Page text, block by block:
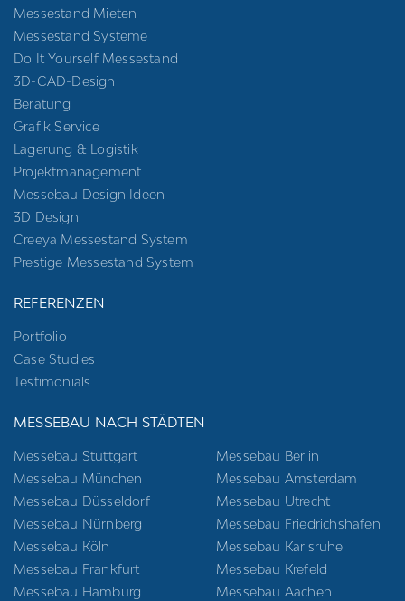
Messestand Mieten
Messestand Systeme
Do It Yourself Messestand
3D-CAD-Design
Beratung
Grafik Service
Lagerung & Logistik
Projektmanagement
Messebau Design Ideen
3D Design
Creeya Messestand System
Prestige Messestand System
REFERENZEN
Portfolio
Case Studies
Testimonials
MESSEBAU NACH STÄDTEN
Messebau Stuttgart
Messebau München
Messebau Düsseldorf
Messebau Nürnberg
Messebau Köln
Messebau Frankfurt
Messebau Hamburg
Messebau Berlin
Messebau Amsterdam
Messebau Utrecht
Messebau Friedrichshafen
Messebau Karlsruhe
Messebau Krefeld
Messebau Aachen